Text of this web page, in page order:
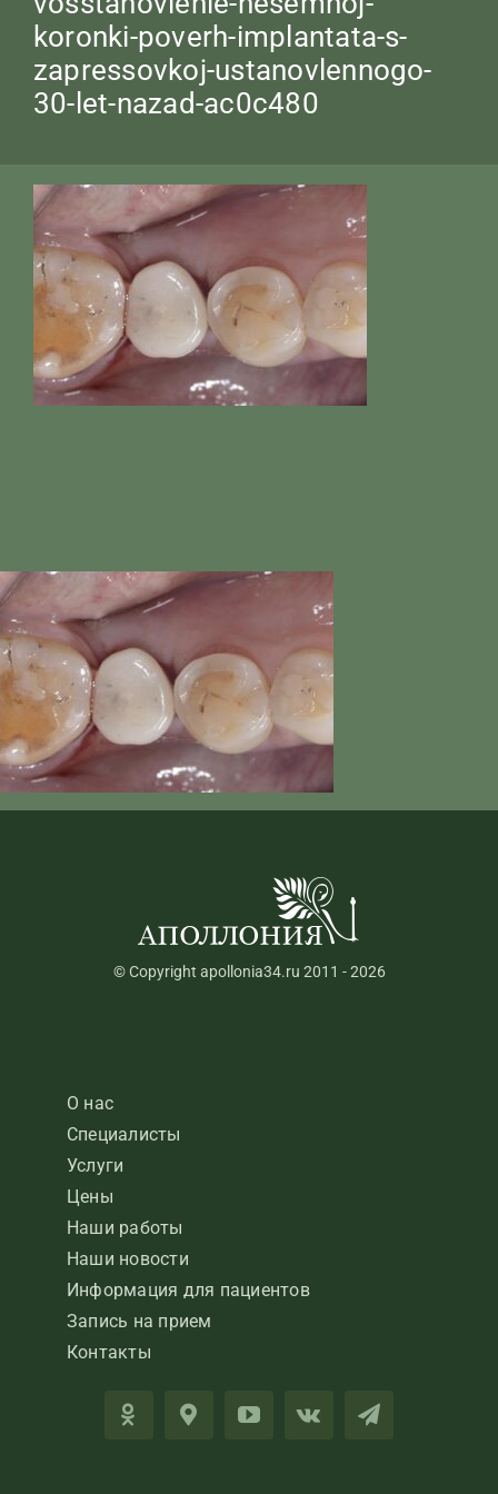
koronki-poverh-implantata-s-
zapressovkoj-ustanovlennogo-
30-let-nazad-ac0c480
© Copyright apollonia34.ru 2011 - 2026
О нас
Специалисты
Услуги
Цены
Наши работы
Наши новости
Информация для пациентов
Запись на прием
Контакты